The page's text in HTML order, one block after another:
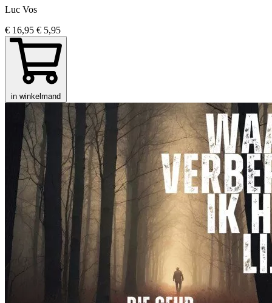
Luc Vos
€ 16,95 € 5,95
in winkelmand